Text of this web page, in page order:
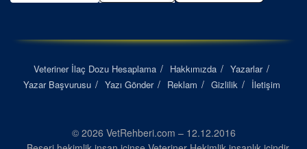
Veteriner İlaç Dozu Hesaplama Hakkımızda
Yazarlar
Yazar Başvurusu
Yazı Gönder Reklam Gizlilik İletişim
© 2026 VetRehberi.com – 12.12.2016